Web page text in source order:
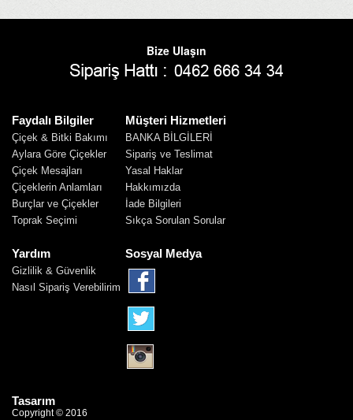
Bize Ulaşın
Faydalı Bilgiler
Çiçek & Bitki Bakımı
Aylara Göre Çiçekler
Çiçek Mesajları
Çiçeklerin Anlamları
Burçlar ve Çiçekler
Toprak Seçimi
Müşteri Hizmetleri
BANKA BİLGİLERİ
Sipariş ve Teslimat
Yasal Haklar
Hakkımızda
İade Bilgileri
Sıkça Sorulan Sorular
Yardım
Gizlilik & Güvenlik
Nasıl Sipariş Verebilirim
Sosyal Medya
Tasarım
Copyright © 2016